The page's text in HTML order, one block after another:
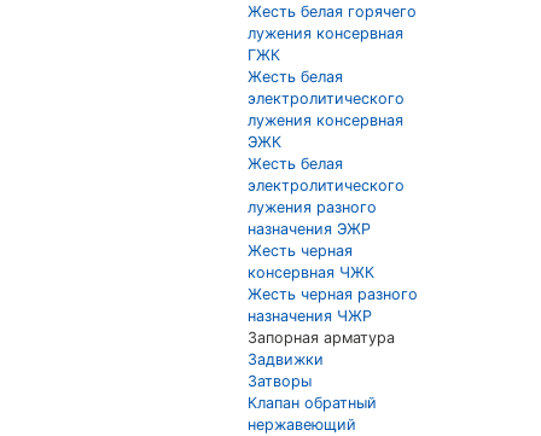
Жесть белая горячего
лужения консервная
ГЖК
Жесть белая
электролитического
лужения консервная
ЭЖК
Жесть белая
электролитического
лужения разного
назначения ЭЖР
Жесть черная
консервная ЧЖК
Жесть черная разного
назначения ЧЖР
Запорная арматура
Задвижки
Затворы
Клапан обратный
нержавеющий